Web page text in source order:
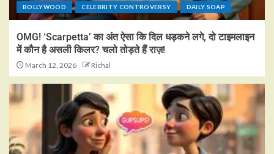
BOLLYWOOD CELEBRITY CONTROVERSY DAILY SOAP
OMG! ‘Scarpetta’ का अंत ऐसा कि दिल धड़कने लगे, दो टाइमलाइन
में कौन है असली किलर? चलो तोड़ते हैं राज़!
March 12, 2026 Richal